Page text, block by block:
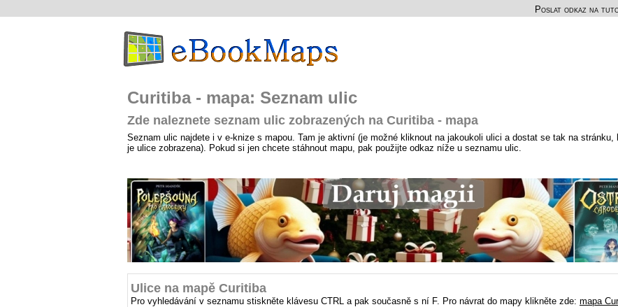
Poslat odkaz na
Curitiba - mapa: Seznam ulic
Zde naleznete seznam ulic zobrazených na Curitiba - mapa
Seznam ulic najdete i v e-knize s mapou. Tam je aktivní (je možné kliknout na jakoukoli ulici a dostat se tak na stránku,
je ulice zobrazena). Pokud si jen chcete stáhnout mapu, pak použijte odkaz níže u seznamu ulic.
Ulice na mapě Curitiba
Pro vyhledávání v seznamu stiskněte klávesu CTRL a pak současně s ní F. Pro návrat do mapy klikněte zde: mapa